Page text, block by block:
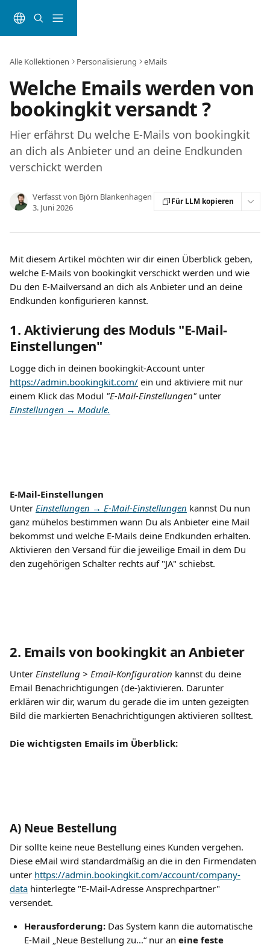
Alle Kollektionen Personalisierung eMails
Welche Emails werden von
bookingkit versandt ?
Hier erfährst Du welche E-Mails von bookingkit
an dich als Anbieter und an deine Endkunden
verschickt werden
Verfasst von Björn Blankenhagen
3. Juni 2026
Für LLM kopieren
Mit diesem Artikel möchten wir dir einen Überblick geben,
welche E-Mails von bookingkit verschickt werden und wie
Du den E-Mailversand an dich als Anbieter und an deine
Endkunden konfigurieren kannst.
1. Aktivierung des Moduls "E-Mail-
Einstellungen"
Logge dich in deinen bookingkit-Account unter
https://admin.bookingkit.com/ ein und aktiviere mit nur
einem Klick das Modul "E-Mail-Einstellungen" unter
Einstellungen → Module.
E-Mail-Einstellungen
Unter Einstellungen → E-Mail-Einstellungen kannst Du nun
ganz mühelos bestimmen wann Du als Anbieter eine Mail
bekommst und welche E-Mails deine Endkunden erhalten.
Aktivieren den Versand für die jeweilige Email in dem Du
den zugehörigen Schalter rechts auf "JA" schiebst.
2. Emails von bookingkit an Anbieter
Unter Einstellung > Email-Konfiguration kannst du deine
Email Benachrichtigungen (de-)aktivieren. Darunter
erklären wir dir, warum du gerade die im unten gezeigten
Bild die markierten Benachrichtigungen aktivieren solltest.
Die wichtigsten Emails im Überblick:
A) Neue Bestellung
Dir sollte keine neue Bestellung eines Kunden vergehen.
Diese eMail wird standardmäßig an die in den Firmendaten
unter https://admin.bookingkit.com/account/company-
data hinterlegte "E-Mail-Adresse Ansprechpartner"
versendet.
Herausforderung: Das System kann die automatische
E-Mail „Neue Bestellung zu...“ nur an eine feste